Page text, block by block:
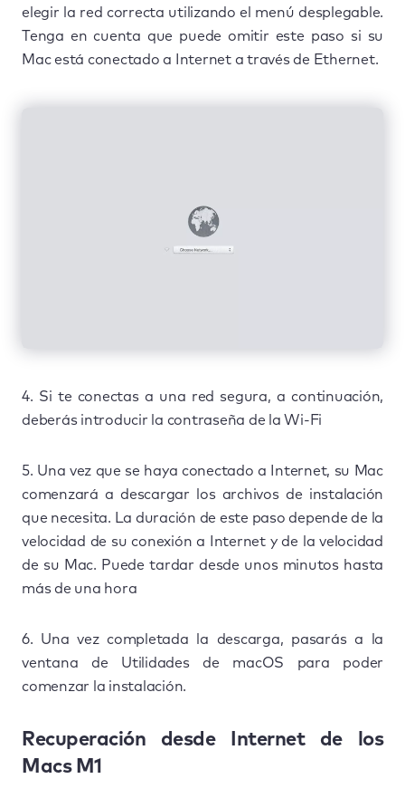
elegir la red correcta utilizando el menú desplegable.
Tenga en cuenta que puede omitir este paso si su
Mac está conectado a Internet a través de Ethernet.
4. Si te conectas a una red segura, a continuación,
deberás introducir la contraseña de la Wi-Fi
5. Una vez que se haya conectado a Internet, su Mac
comenzará a descargar los archivos de instalación
que necesita. La duración de este paso depende de la
velocidad de su conexión a Internet y de la velocidad
de su Mac. Puede tardar desde unos minutos hasta
más de una hora
6. Una vez completada la descarga, pasarás a la
ventana de Utilidades de macOS para poder
comenzar la instalación.
Recuperación desde Internet de los
Macs M1